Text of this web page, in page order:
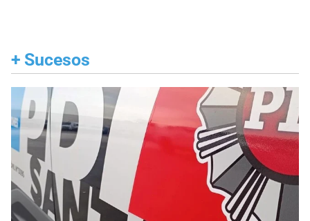
+ Sucesos